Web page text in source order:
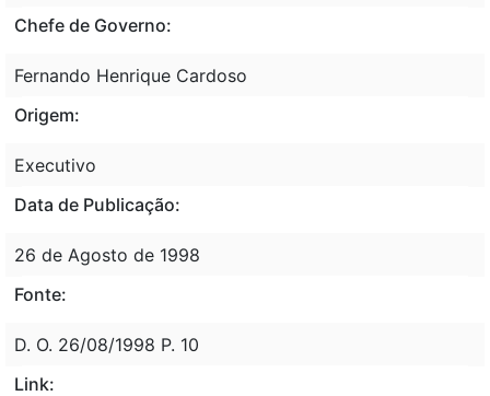
Chefe de Governo:
Fernando Henrique Cardoso
Origem:
Executivo
Data de Publicação:
26 de Agosto de 1998
Fonte:
D. O. 26/08/1998 P. 10
Link: